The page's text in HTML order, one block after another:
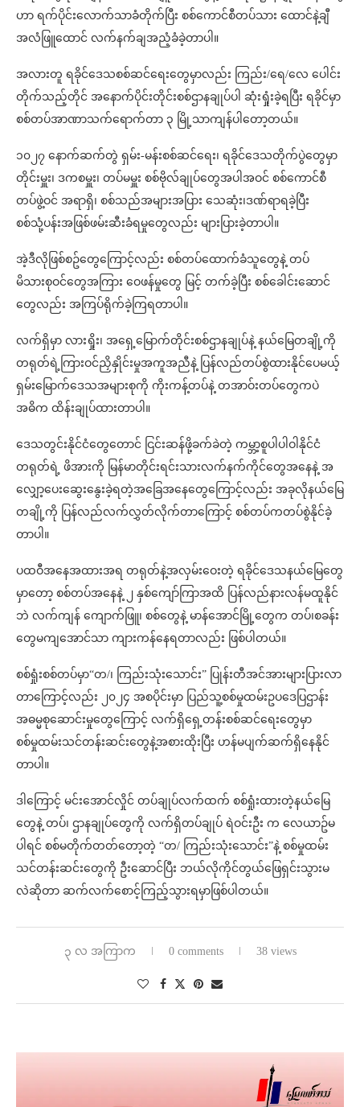
ဟာ ရက်ပိုင်းလောက်သာခံတိုက်ပြီး စစ်ကောင်စီတပ်သား ထောင်နဲ့ချီ
အလံဖြူထောင် လက်နက်ချအညံ့ခံခဲ့တာပါ။
အလားတူ ရခိုင်ဒေသစစ်ဆင်ရေးတွေမှာလည်း ကြည်း/ရေ/လေ ပေါင်း
တိုက်သည့်တိုင် အနောက်ပိုင်းတိုင်းစစ်ဌာနချုပ်ပါ ဆုံးရှုံးခဲ့ရပြီး ရခိုင်မှာ
စစ်တပ်အာဏာသက်ရောက်တာ ၃ မြို့သာကျန်ပါတော့တယ်။
၁၀၂၇ နောက်ဆက်တွဲ ရှမ်း-မန်းစစ်ဆင်ရေး၊ ရခိုင်ဒေသတိုက်ပွဲတွေမှာ
တိုင်းမှူး၊ ဒကစမှူး၊ တပ်မမှူး စစ်ဗိုလ်ချုပ်တွေအပါအဝင် စစ်ကောင်စီ
တပ်ဖွဲ့ဝင် အရာရှိ၊ စစ်သည်အများအပြား သေဆုံး၊ဒဏ်ရာရခဲ့ပြီး
စစ်သုံ့ပန်းအဖြစ်ဖမ်းဆီးခံရမှုတွေလည်း များပြားခဲ့တာပါ။
အဲ့ဒီလိုဖြစ်စဥ်တွေကြောင့်လည်း စစ်တပ်ထောက်ခံသူတွေနဲ့ တပ်
မိသားစုဝင်တွေအကြား ဝေဖန်မှုတွေ မြင့် တက်ခဲ့ပြီး စစ်ခေါင်းဆောင်
တွေလည်း အကြပ်ရိုက်ခဲ့ကြရတာပါ။
လက်ရှိမှာ လားရှိုး၊ အရှေ့မြောက်တိုင်းစစ်ဌာနချုပ်နဲ့ နယ်မြေတချို့ကို
တရုတ်ရဲ့ကြားဝင်ညှိနှိုင်းမှုအကူအညီနဲ့ ပြန်လည်တပ်စွဲထားနိုင်ပေမယ့်
ရှမ်းမြောက်ဒေသအများစုကို ကိုးကန့်တပ်နဲ့ တအာဝ်းတပ်တွေကပဲ
အဓိက ထိန်းချုပ်ထားတာပါ။
ဒေသတွင်းနိုင်ငံတွေတောင် ငြင်းဆန်ဖို့ခက်ခဲတဲ့ ကမ္ဘာ့စူပါပါဝါနိုင်ငံ
တရုတ်ရဲ့ ဖိအားကို မြန်မာတိုင်းရင်းသားလက်နက်ကိုင်တွေအနေနဲ့ အ
လျှော့ပေးဆွေးနွေးခဲ့ရတဲ့အခြေအနေတွေကြောင့်လည်း အခုလိုနယ်မြေ
တချို့ကို ပြန်လည်လက်လွှတ်လိုက်တာကြောင့် စစ်တပ်ကတပ်စွဲနိုင်ခဲ့
တာပါ။
ပထဝီအနေအထားအရ တရုတ်နဲ့အလှမ်းဝေးတဲ့ ရခိုင်ဒေသနယ်မြေတွေ
မှာတော့ စစ်တပ်အနေနဲ့ ၂ နှစ်ကျော်ကြာအထိ ပြန်လည်နားလန်မထူနိုင်
ဘဲ လက်ကျန် ကျောက်ဖြူ၊ စစ်တွေနဲ့ မာန်အောင်မြို့တွေက တပ်၊စခန်း
တွေမကျအောင်သာ ကျားကန်နေရတာလည်း ဖြစ်ပါတယ်။
စစ်ရှုံးစစ်တပ်မှာ“တ/၊ ကြည်းသုံးသောင်း” ပြုန်းတီအင်အားများပြားလာ
တာကြောင့်လည်း ၂၀၂၄ အစပိုင်းမှာ ပြည်သူ့စစ်မှုထမ်းဥပဒေပြဌာန်း
အဓမ္မစုဆောင်းမှုတွေကြောင့် လက်ရှိရှေ့တန်းစစ်ဆင်ရေးတွေမှာ
စစ်မှုထမ်းသင်တန်းဆင်းတွေနဲ့အစားထိုးပြီး ဟန်မပျက်ဆက်ရှိနေနိုင်
တာပါ။
ဒါကြောင့် မင်းအောင်လှိုင် တပ်ချုပ်လက်ထက် စစ်ရှုံးထားတဲ့နယ်မြေ
တွေနဲ့ တပ်၊ ဌာနချုပ်တွေကို လက်ရှိတပ်ချုပ် ရဲဝင်းဦး က လေယာဥ်မ
ပါရင် စစ်မတိုက်တတ်တော့တဲ့ “တ/ ကြည်းသုံးသောင်း”နဲ့ စစ်မှုထမ်း
သင်တန်းဆင်းတွေကို ဦးဆောင်ပြီး ဘယ်လိုကိုင်တွယ်ဖြေရှင်းသွားမ
လဲဆိုတာ ဆက်လက်စောင့်ကြည့်သွားရမှာဖြစ်ပါတယ်။
၃ လ အကြာက 0 comments 38 views